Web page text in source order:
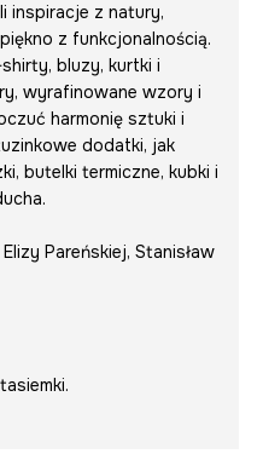
inspiracje z natury,
z funkcjonalnością.
bluzy, kurtki i
wyrafinowane wzory i
harmonię sztuki i
dodatki, jak
butelki termiczne, kubki i
Pareńskiej, Stanisław